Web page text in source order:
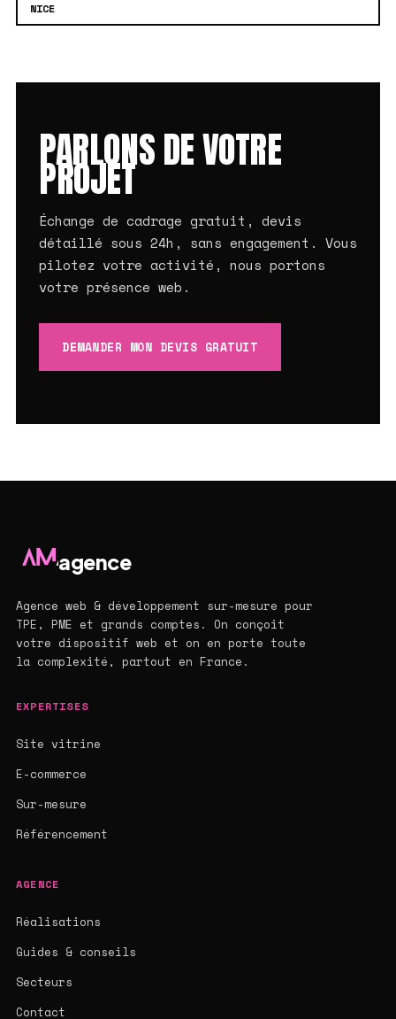
NICE
PARLONS DE VOTRE
PROJET
Échange de cadrage gratuit, devis
détaillé sous 24h, sans engagement. Vous
pilotez votre activité, nous portons
votre présence web.
DEMANDER MON DEVIS GRATUIT
agence
Agence web & développement sur-mesure pour
TPE, PME et grands comptes. On conçoit
votre dispositif web et on en porte toute
la complexité, partout en France.
EXPERTISES
Site vitrine
E-commerce
Sur-mesure
Référencement
AGENCE
Réalisations
Guides & conseils
Secteurs
Contact